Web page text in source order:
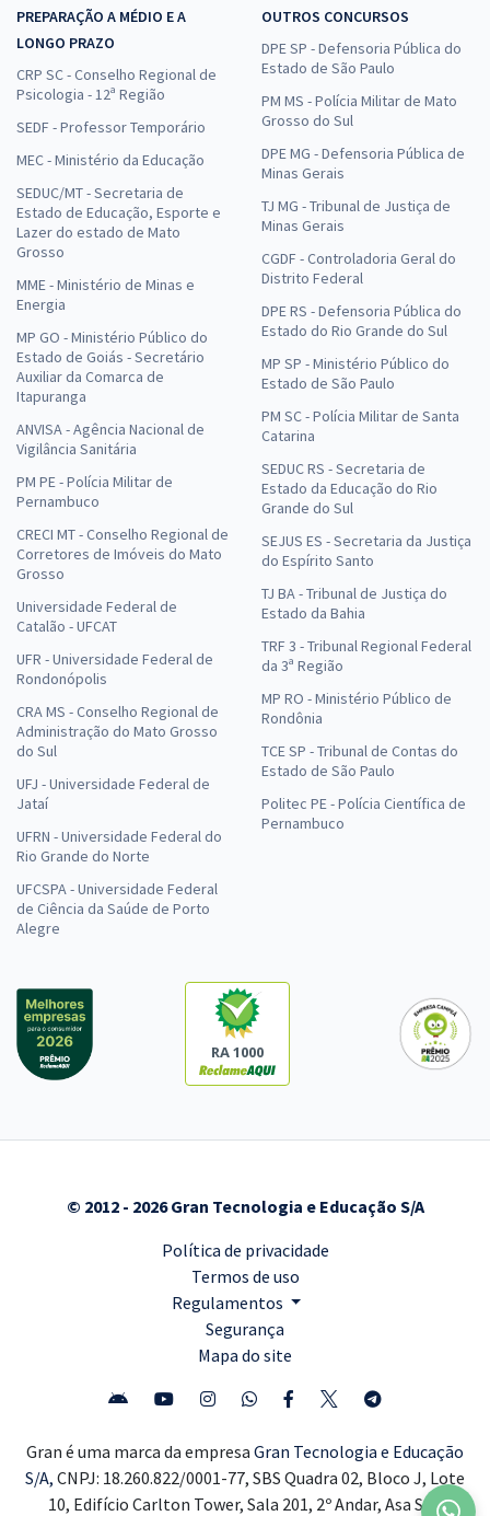
PREPARAÇÃO A MÉDIO E A
LONGO PRAZO
CRP SC - Conselho Regional de
Psicologia - 12ª Região
SEDF - Professor Temporário
MEC - Ministério da Educação
SEDUC/MT - Secretaria de
Estado de Educação, Esporte e
Lazer do estado de Mato
Grosso
MME - Ministério de Minas e
Energia
MP GO - Ministério Público do
Estado de Goiás - Secretário
Auxiliar da Comarca de
Itapuranga
ANVISA - Agência Nacional de
Vigilância Sanitária
PM PE - Polícia Militar de
Pernambuco
CRECI MT - Conselho Regional de
Corretores de Imóveis do Mato
Grosso
Universidade Federal de
Catalão - UFCAT
UFR - Universidade Federal de
Rondonópolis
CRA MS - Conselho Regional de
Administração do Mato Grosso
do Sul
UFJ - Universidade Federal de
Jataí
UFRN - Universidade Federal do
Rio Grande do Norte
UFCSPA - Universidade Federal
de Ciência da Saúde de Porto
Alegre
OUTROS CONCURSOS
DPE SP - Defensoria Pública do
Estado de São Paulo
PM MS - Polícia Militar de Mato
Grosso do Sul
DPE MG - Defensoria Pública de
Minas Gerais
TJ MG - Tribunal de Justiça de
Minas Gerais
CGDF - Controladoria Geral do
Distrito Federal
DPE RS - Defensoria Pública do
Estado do Rio Grande do Sul
MP SP - Ministério Público do
Estado de São Paulo
PM SC - Polícia Militar de Santa
Catarina
SEDUC RS - Secretaria de
Estado da Educação do Rio
Grande do Sul
SEJUS ES - Secretaria da Justiça
do Espírito Santo
TJ BA - Tribunal de Justiça do
Estado da Bahia
TRF 3 - Tribunal Regional Federal
da 3ª Região
MP RO - Ministério Público de
Rondônia
TCE SP - Tribunal de Contas do
Estado de São Paulo
Politec PE - Polícia Científica de
Pernambuco
RA 1000
© 2012 - 2026 Gran Tecnologia e Educação S/A
Política de privacidade
Termos de uso
Regulamentos
Segurança
Mapa do site
Gran é uma marca da empresa Gran Tecnologia e Educação
S/A, CNPJ: 18.260.822/0001-77, SBS Quadra 02, Bloco J, Lote
10, Edifício Carlton Tower, Sala 201, 2º Andar, Asa Sul,